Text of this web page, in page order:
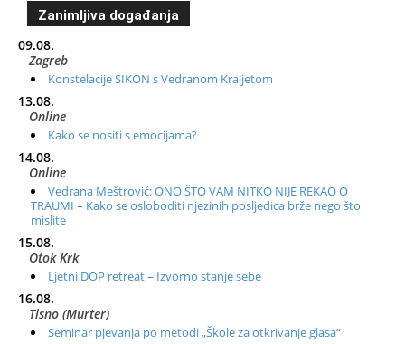
Zanimljiva događanja
09.08.
Zagreb
Konstelacije SIKON s Vedranom Kraljetom
13.08.
Online
Kako se nositi s emocijama?
14.08.
Online
Vedrana Meštrović: ONO ŠTO VAM NITKO NIJE REKAO O
TRAUMI – Kako se osloboditi njezinih posljedica brže nego što
mislite
15.08.
Otok Krk
Ljetni DOP retreat – Izvorno stanje sebe
16.08.
Tisno (Murter)
Seminar pjevanja po metodi „Škole za otkrivanje glasa“